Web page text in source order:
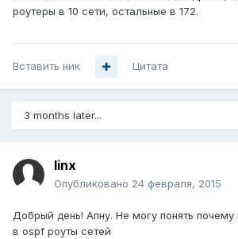
роутеры в 10 сети, остальные в 172.
Вставить ник Цитата
3 months later...
linx
Опубликовано 24 февраля, 2015
Добрый день! Апну. Не могу понять почему
в ospf роуты сетей